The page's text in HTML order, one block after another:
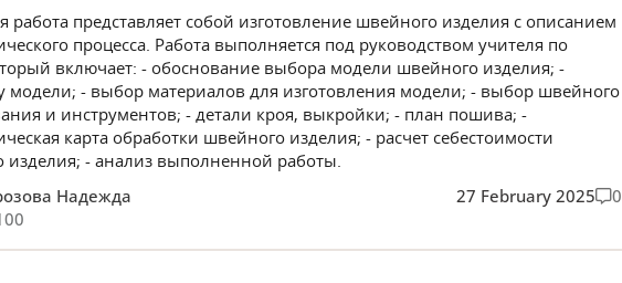
работа представляет собой изготовление швейного изделия с описанием
процесса. Работа выполняется под руководством учителя по
включает: - обоснование выбора модели швейного изделия; -
модели; - выбор материалов для изготовления модели; - выбор швейного
и инструментов; - детали кроя, выкройки; - план пошива; -
карта обработки швейного изделия; - расчет себестоимости
изделия; - анализ выполненной работы.
Надежда
27 February 2025 0